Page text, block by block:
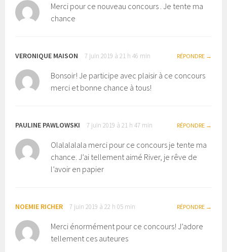
Merci pour ce nouveau concours . Je tente ma
chance
VERONIQUE MAISON 7 juin 2019 à 21 h 46 min RÉPONDRE
Bonsoir! Je participe avec plaisir à ce concours
merci et bonne chance à tous!
PAULINE PAWLOWSKI 7 juin 2019 à 21 h 47 min RÉPONDRE
Olalalalala merci pour ce concours je tente ma
chance. J’ai tellement aimé River, je rêve de
l’avoir en papier
NOEMIE RICHER 7 juin 2019 à 22 h 05 min RÉPONDRE
Merci énormément pour ce concours! J’adore
tellement ces auteures